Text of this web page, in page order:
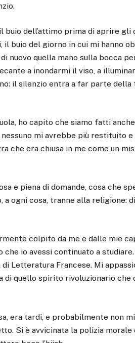
buio dell’attimo prima di aprire gli
buio del giorno in cui mi hanno
nuovo quella mano sulla bocca
a inondarmi il viso, a
il silenzio entra a far parte della
ho capito che siamo fatti
mi avrebbe più restituito
che era chiusa in me come un
e piena di domande, cosa che
ogni cosa, tranne alla religione:
colpito da me e dalle mie
io avessi continuato a
di Letteratura Francese. Mi
di quello spirito rivoluzionario che
era tardi, e probabilmente non
Si è avvicinata la polizia morale